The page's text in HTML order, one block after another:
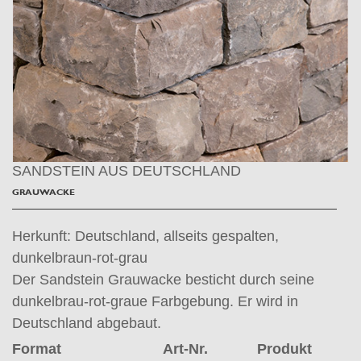
SANDSTEIN AUS DEUTSCHLAND
GRAUWACKE
Herkunft: Deutschland, allseits gespalten,
dunkelbraun-rot-grau
Der Sandstein Grauwacke besticht durch seine
dunkelbrau-rot-graue Farbgebung. Er wird in
Deutschland abgebaut.
Format
Art-Nr.
Produkt